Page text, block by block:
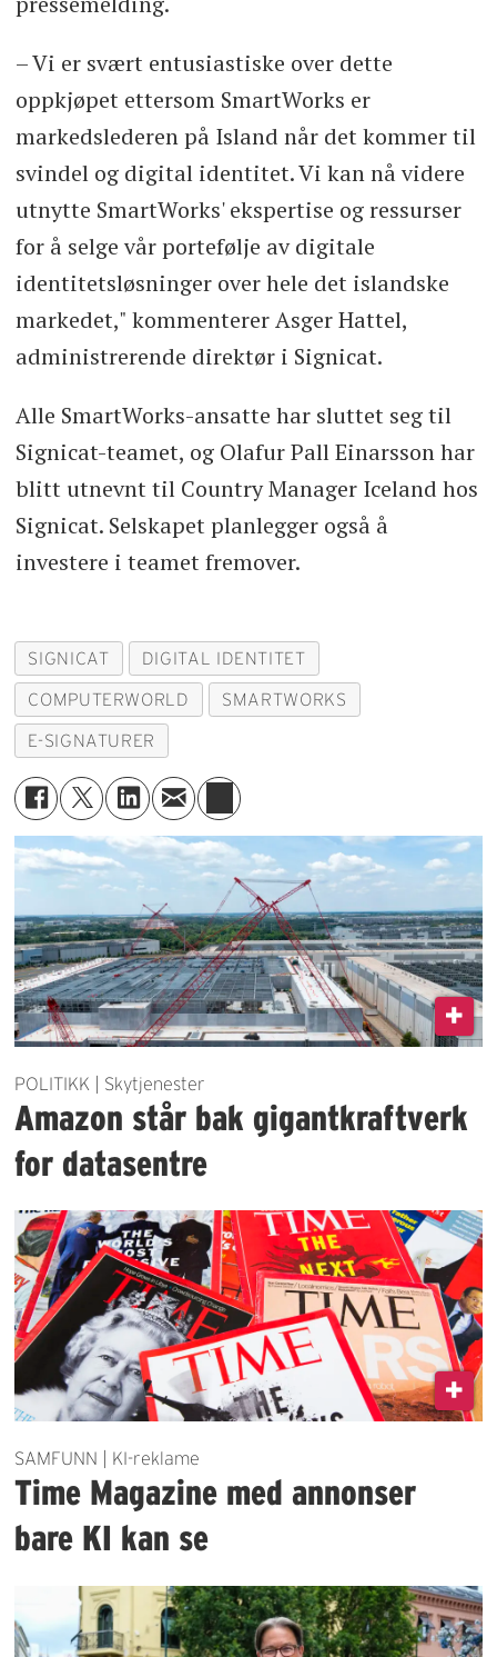
– Vi er svært entusiastiske over dette
oppkjøpet ettersom SmartWorks er
markedslederen på Island når det kommer til
svindel og digital identitet. Vi kan nå videre
utnytte SmartWorks' ekspertise og ressurser
for å selge vår portefølje av digitale
identitetsløsninger over hele det islandske
markedet," kommenterer Asger Hattel,
administrerende direktør i Signicat.
Alle SmartWorks-ansatte har sluttet seg til
Signicat-teamet, og Olafur Pall Einarsson har
blitt utnevnt til Country Manager Iceland hos
Signicat. Selskapet planlegger også å
investere i teamet fremover.
SIGNICAT DIGITAL IDENTITET
COMPUTERWORLD SMARTWORKS
E-SIGNATURER
POLITIKK | Skytjenester
Amazon står bak gigantkraftverk
for datasentre
SAMFUNN | KI-reklame
Time Magazine med annonser
bare KI kan se